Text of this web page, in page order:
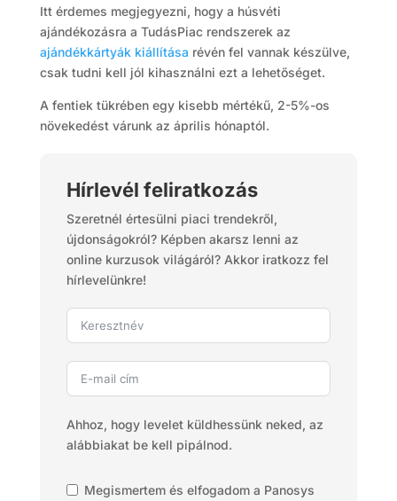
Itt érdemes megjegyezni, hogy a húsvéti
ajándékozásra a TudásPiac rendszerek az
ajándékkártyák kiállítása révén fel vannak készülve,
csak tudni kell jól kihasználni ezt a lehetőséget.
A fentiek tükrében egy kisebb mértékű, 2-5%-os
növekedést várunk az április hónaptól.
Hírlevél feliratkozás
Szeretnél értesülni piaci trendekről,
újdonságokról? Képben akarsz lenni az
online kurzusok világáról? Akkor iratkozz fel
hírlevelünkre!
Ahhoz, hogy levelet küldhessünk neked, az
alábbiakat be kell pipálnod.
Megismertem és elfogadom a Panosys